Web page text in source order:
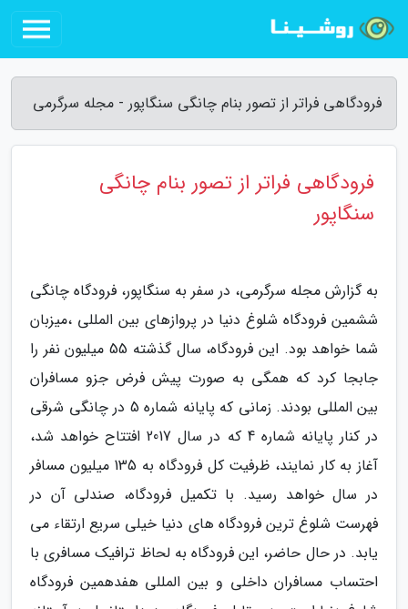
فرودگاهی فراتر از تصور بنام چانگی سنگاپور - مجله سرگرمی
فرودگاهی فراتر از تصور بنام چانگی
سنگاپور
به گزارش مجله سرگرمی، در سفر به سنگاپور، فرودگاه چانگی
ششمین فرودگاه شلوغ دنیا در پروازهای بین المللی ،میزبان
شما خواهد بود. این فرودگاه، سال گذشته 55 میلیون نفر را
جابجا کرد که همگی به صورت پیش فرض جزو مسافران
بین المللی بودند. زمانی که پایانه شماره 5 در چانگی شرقی
در کنار پایانه شماره 4 که در سال 2017 افتتاح خواهد شد،
آغاز به کار نمایند، ظرفیت کل فرودگاه به 135 میلیون مسافر
در سال خواهد رسید. با تکمیل فرودگاه، صندلی آن در
فهرست شلوغ ترین فرودگاه های دنیا خیلی سریع ارتقاء می
یابد. در حال حاضر، این فرودگاه به لحاظ ترافیک مسافری با
احتساب مسافران داخلی و بین المللی هفدهمین فرودگاه